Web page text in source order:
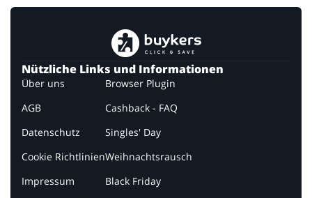
Nützliche Links und Informationen
Über uns
AGB
Datenschutz
Cookie Richtlinien
Impressum
Browser Plugin
Cashback - FAQ
Singles' Day
Weihnachtsrausch
Black Friday